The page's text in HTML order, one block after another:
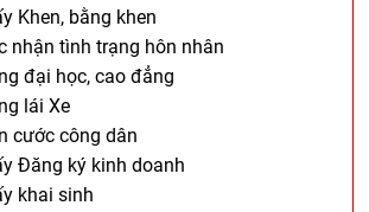
Khen, bằng khen
nhận tình trạng hôn nhân
đại học, cao đẳng
lái Xe
cước công dân
Đăng ký kinh doanh
khai sinh